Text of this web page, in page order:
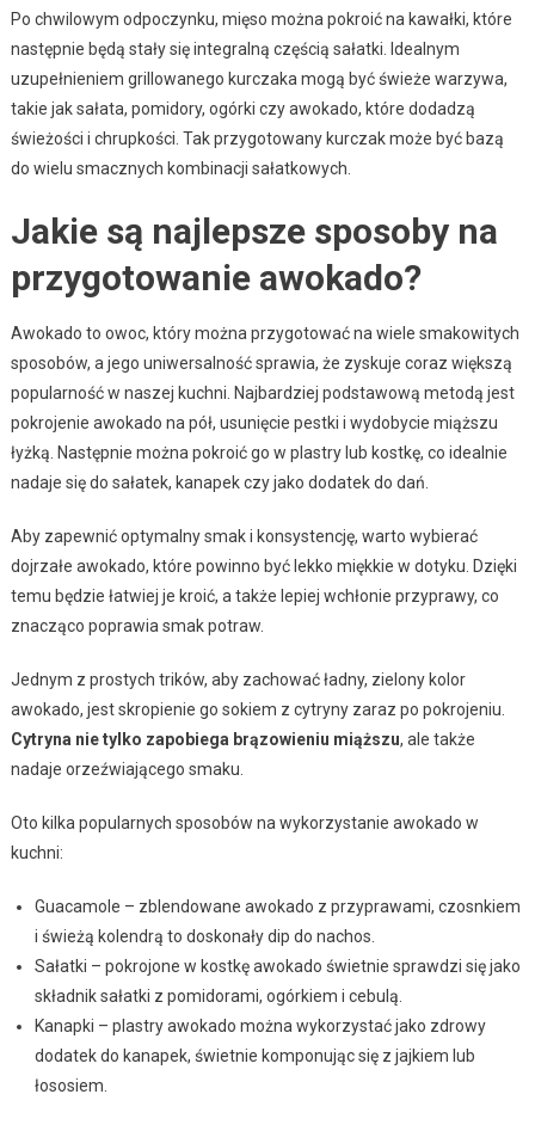
Po chwilowym odpoczynku, mięso można pokroić na kawałki, które
następnie będą stały się integralną częścią sałatki. Idealnym
uzupełnieniem grillowanego kurczaka mogą być świeże warzywa,
takie jak sałata, pomidory, ogórki czy awokado, które dodadzą
świeżości i chrupkości. Tak przygotowany kurczak może być bazą
do wielu smacznych kombinacji sałatkowych.
Jakie są najlepsze sposoby na
przygotowanie awokado?
Awokado to owoc, który można przygotować na wiele smakowitych
sposobów, a jego uniwersalność sprawia, że zyskuje coraz większą
popularność w naszej kuchni. Najbardziej podstawową metodą jest
pokrojenie awokado na pół, usunięcie pestki i wydobycie miąższu
łyżką. Następnie można pokroić go w plastry lub kostkę, co idealnie
nadaje się do sałatek, kanapek czy jako dodatek do dań.
Aby zapewnić optymalny smak i konsystencję, warto wybierać
dojrzałe awokado, które powinno być lekko miękkie w dotyku. Dzięki
temu będzie łatwiej je kroić, a także lepiej wchłonie przyprawy, co
znacząco poprawia smak potraw.
Jednym z prostych trików, aby zachować ładny, zielony kolor
awokado, jest skropienie go sokiem z cytryny zaraz po pokrojeniu.
Cytryna nie tylko zapobiega brązowieniu miąższu, ale także
nadaje orzeźwiającego smaku.
Oto kilka popularnych sposobów na wykorzystanie awokado w
kuchni:
Guacamole – zblendowane awokado z przyprawami, czosnkiem
i świeżą kolendrą to doskonały dip do nachos.
Sałatki – pokrojone w kostkę awokado świetnie sprawdzi się jako
składnik sałatki z pomidorami, ogórkiem i cebulą.
Kanapki – plastry awokado można wykorzystać jako zdrowy
dodatek do kanapek, świetnie komponując się z jajkiem lub
łososiem.